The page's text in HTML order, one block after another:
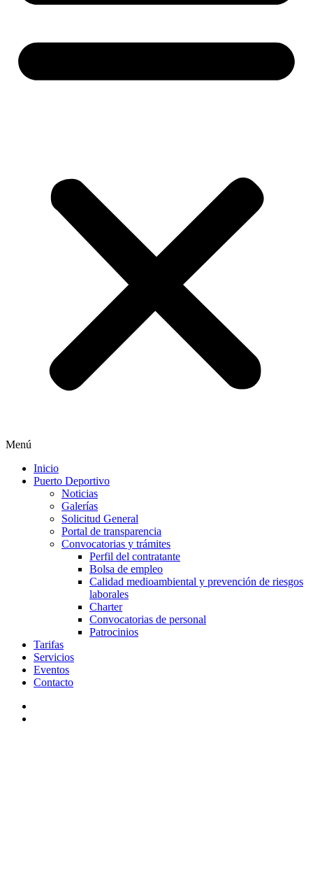
Menú
Inicio
Puerto Deportivo
Noticias
Galerías
Solicitud General
Portal de transparencia
Convocatorias y trámites
Perfil del contratante
Bolsa de empleo
Calidad medioambiental y prevención de riesgos
laborales
Charter
Convocatorias de personal
Patrocinios
Tarifas
Servicios
Eventos
Contacto